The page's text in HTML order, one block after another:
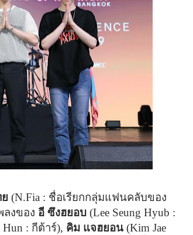
(N.Fia : ชื่อเรียกกลุ่มแฟนคลับของ
ลงของ อี ซึงฮยอบ (Lee Seung Hyub :
Hun : กีต้าร์), คิม แจฮยอน (Kim Jae